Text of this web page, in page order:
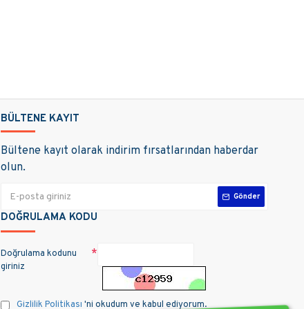
BÜLTENE KAYIT
Bültene kayıt olarak indirim fırsatlarından haberdar
olun.
Gönder
DOĞRULAMA KODU
Doğrulama kodunu
giriniz
Gizlilik Politikası 'ni okudum ve kabul ediyorum.